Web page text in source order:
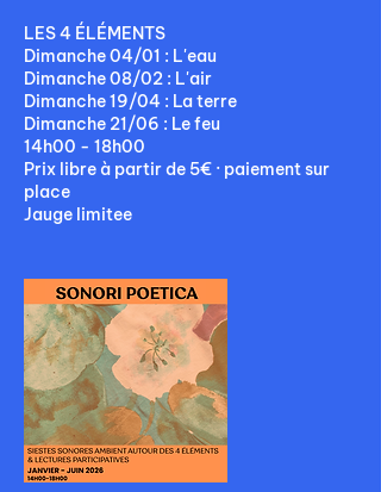
LES 4 ÉLÉMENTS
Dimanche 04/01 : L'eau
Dimanche 08/02 : L'air
Dimanche 19/04 : La terre
Dimanche 21/06 : Le feu
14h00 - 18h00
Prix libre à partir de 5€ · paiement sur
place
Jauge limitee